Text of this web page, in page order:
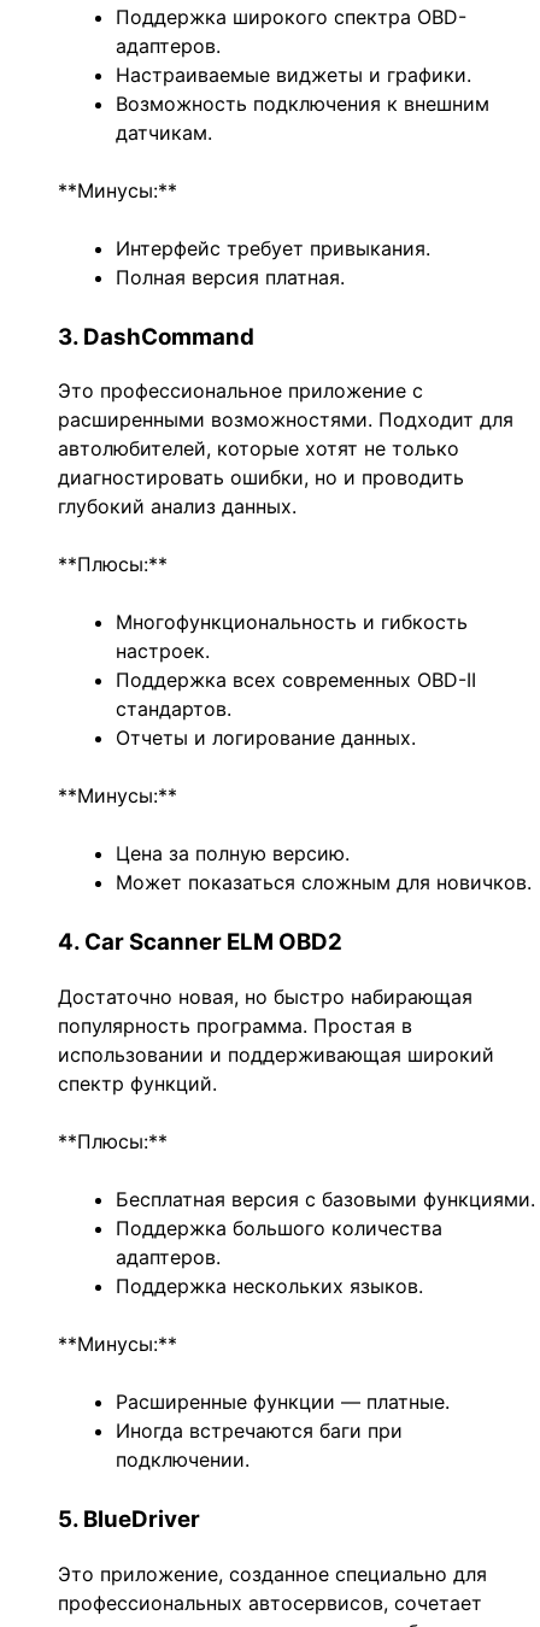
Поддержка широкого спектра OBD-
адаптеров.
Настраиваемые виджеты и графики.
Возможность подключения к внешним
датчикам.
**Минусы:**
Интерфейс требует привыкания.
Полная версия платная.
3. DashCommand
Это профессиональное приложение с
расширенными возможностями. Подходит для
автолюбителей, которые хотят не только
диагностировать ошибки, но и проводить
глубокий анализ данных.
**Плюсы:**
Многофункциональность и гибкость
настроек.
Поддержка всех современных OBD-II
стандартов.
Отчеты и логирование данных.
**Минусы:**
Цена за полную версию.
Может показаться сложным для новичков.
4. Car Scanner ELM OBD2
Достаточно новая, но быстро набирающая
популярность программа. Простая в
использовании и поддерживающая широкий
спектр функций.
**Плюсы:**
Бесплатная версия с базовыми функциями.
Поддержка большого количества
адаптеров.
Поддержка нескольких языков.
**Минусы:**
Расширенные функции — платные.
Иногда встречаются баги при
подключении.
5. BlueDriver
Это приложение, созданное специально для
профессиональных автосервисов, сочетает